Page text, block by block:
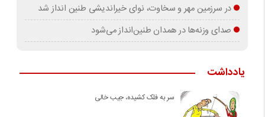
در سرزمین مهر و سخاوت، نوای خیراندیشی طنین انداز شد
صدای وزنه‌ها در همدان طنین‌انداز می‌شود
یادداشت
سر به فلک کشیده، جیب خالی